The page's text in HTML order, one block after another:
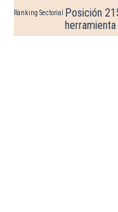
Ranking Sectorial
Posición
herramienta